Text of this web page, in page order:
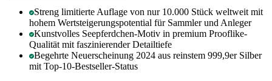
Streng limitierte Auflage von nur 10.000 Stück weltweit mit
hohem Wertsteigerungspotential für Sammler und Anleger
Kunstvolles Seepferdchen-Motiv in premium Prooflike-
Qualität mit faszinierender Detailtiefe
Begehrte Neuerscheinung 2024 aus reinstem 999,9er Silber
mit Top-10-Bestseller-Status